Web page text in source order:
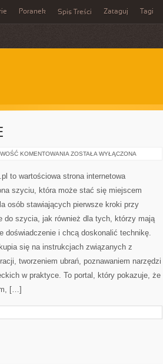
Poranek Spis Treści Zataguj Tagi
KOMENTOWANIA KRAWIECTWO
ZOSTAŁA WYŁĄCZONA
to wartościowa strona internetowa
szyciu, która może stać się miejscem
osób stawiających pierwsze kroki przy
do szycia, jak również dla tych, którzy mają
doświadczenie i chcą doskonalić technikę.
się na instrukcjach związanych z
tworzeniem ubrań, poznawaniem narzędzi
w praktyce. To portal, który pokazuje, że
[…]